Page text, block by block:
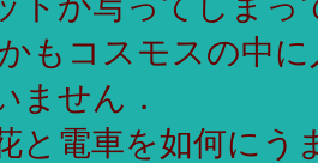
もコスモスの中
ません．
と電車を如何にう